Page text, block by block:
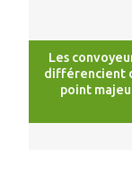
Les
différencient
point